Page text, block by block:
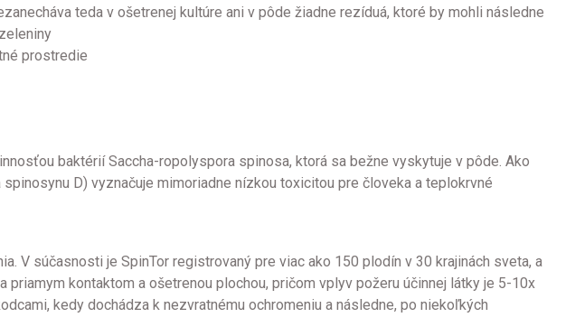
teda v ošetrenej kultúre ani v pôde žiadne rezíduá, ktoré by mohli následne
prostredie
baktérií Saccha-ropolyspora spinosa, ktorá sa bežne vyskytuje v pôde. Ako
D) vyznačuje mimoriadne nízkou toxicitou pre človeka a teplokrvné
V súčasnosti je SpinTor registrovaný pre viac ako 150 plodín v 30 krajinách sveta, a
kontaktom a ošetrenou plochou, pričom vplyv požeru účinnej látky je 5-10x
kedy dochádza k nezvratnému ochromeniu a následne, po niekoľkých